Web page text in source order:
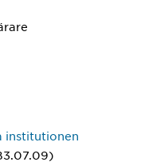
institutionen